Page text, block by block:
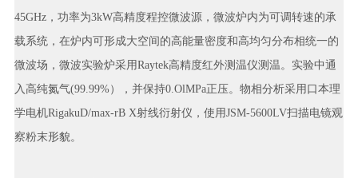
45GHz，功率为3kW高精度程控微波源，微波炉内为可调转速的承
载系统，在炉内可形成大空间的高能量密度和高均匀分布相统一的
微波场，微波实验炉采用Raytek高精度红外测温仪测温。实验中通
入高纯氮气(99.99%），并保持0.OlMPa正压。物相分析采用口本理
学电机RigakuD/max-rB X射线衍射仪，使用JSM-5600LV扫描电镜观
察粉末形貌。